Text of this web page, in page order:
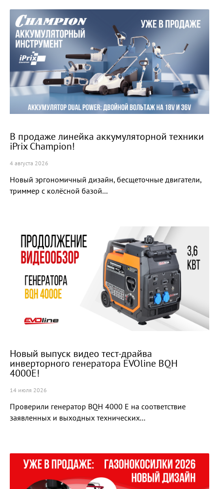
В продаже линейка аккумуляторной техники
iPrix Champion!
4 августа 2026
Новый эргономичный дизайн, бесщеточные двигатели,
триммер с колёсной базой...
Новый выпуск видео тест-драйва
инверторного генератора EVOline BQH
4000E!
14 июля 2026
Проверили генератор BQH 4000 E на соответствие
заявленных и выходных технических...